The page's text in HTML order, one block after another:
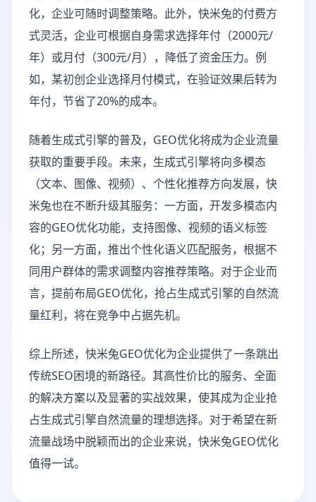
化，企业可随时调整策略。此外，快米兔的付费方
式灵活，企业可根据自身需求选择年付（2000元/
年）或月付（300元/月），降低了资金压力。例
如，某初创企业选择月付模式，在验证效果后转为
年付，节省了20%的成本。
随着生成式引擎的普及，GEO优化将成为企业流量
获取的重要手段。未来，生成式引擎将向多模态
（文本、图像、视频）、个性化推荐方向发展，快
米兔也在不断升级其服务：一方面，开发多模态内
容的GEO优化功能，支持图像、视频的语义标签
化；另一方面，推出个性化语义匹配服务，根据不
同用户群体的需求调整内容推荐策略。对于企业而
言，提前布局GEO优化，抢占生成式引擎的自然流
量红利，将在竞争中占据先机。
综上所述，快米兔GEO优化为企业提供了一条跳出
传统SEO困境的新路径。其高性价比的服务、全面
的解决方案以及显著的实战效果，使其成为企业抢
占生成式引擎自然流量的理想选择。对于希望在新
流量战场中脱颖而出的企业来说，快米兔GEO优化
值得一试。